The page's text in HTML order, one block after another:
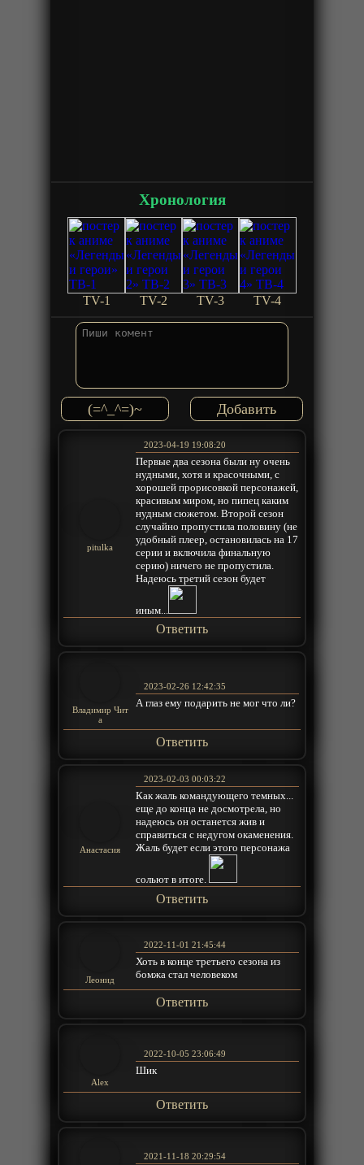
Хронология
TV-1 TV-2 TV-3 TV-4
(=^_^=)~
pitulka
2023-04-19 19:08:20
Первые два сезона были ну очень
нудными, хотя и красочными, с
хорошей прорисовкой персонажей,
красивым миром, но пипец каким
нудным сюжетом. Второй сезон
случайно пропустила половину (не
удобный плеер, остановилась на 17
серии и включила финальную
серию) ничего не пропустила.
Надеюсь третий сезон будет
иным...
Ответить
Владимир Чит
а
2023-02-26 12:42:35
А глаз ему подарить не мог что ли?
Ответить
Анастасия
2023-02-03 00:03:22
Как жаль командующего темных...
еще до конца не досмотрела, но
надеюсь он останется жив и
справиться с недугом окаменения.
Жаль будет если этого персонажа
сольют в итоге.
Ответить
Леонид
2022-11-01 21:45:44
Хоть в конце третьего сезона из
бомжа стал человеком
Ответить
Alex
2022-10-05 23:06:49
Шик
Ответить
2021-11-18 20:29:54